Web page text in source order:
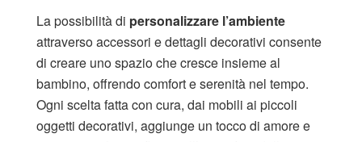
La possibilità di personalizzare l’ambiente
attraverso accessori e dettagli decorativi consente
di creare uno spazio che cresce insieme al
bambino, offrendo comfort e serenità nel tempo.
Ogni scelta fatta con cura, dai mobili ai piccoli
oggetti decorativi, aggiunge un tocco di amore e